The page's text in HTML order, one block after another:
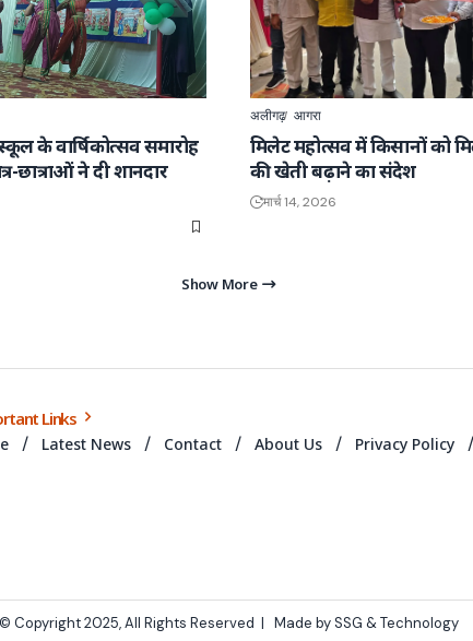
स्कूल के वार्षिकोत्सव समारोह
छात्राओं ने दी शानदार
अलीगढ़ आगरा
मिलेट महोत्सव में किसानों को
की खेती बढ़ाने का संदेश
मार्च 14, 2026
Show More
Links
Latest News Contact About Us Privacy Policy
© Copyright 2025, All Rights Reserved | Made by SSG & Technology